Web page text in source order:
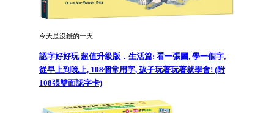
今天是沒錢的一天
認字好好玩 超值升級版．生活篇: 看一張圖, 學一個字,
從早上到晚上, 108個常用字, 孩子玩著玩著就學會! (附
108張雙面認字卡)